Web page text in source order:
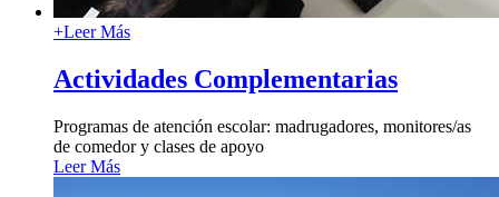
+Leer Más
Actividades Complementarias
Programas de atención escolar: madrugadores, monitores/as
de comedor y clases de apoyo
Leer Más